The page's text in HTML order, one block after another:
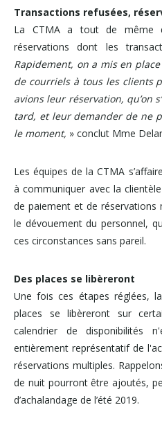
Transactions refusées,
La CTMA a tout de même
réservations dont les
Rapidement, on a mis en
de courriels à tous les clients
avions leur réservation, qu’on
tard, et leur demander de ne
le moment, » conclut Mme
Les équipes de la CTMA
à communiquer avec la
de paiement et de réservations
le dévouement du personnel,
ces circonstances sans pareil.
Des places se libèreront
Une fois ces étapes réglées,
places se libèreront sur
calendrier de disponibilités
entièrement représentatif de
réservations multiples.
de nuit pourront être ajoutés,
d’achalandage de l’été 2019.